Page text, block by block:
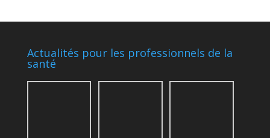
Actualités pour les professionnels de la
santé